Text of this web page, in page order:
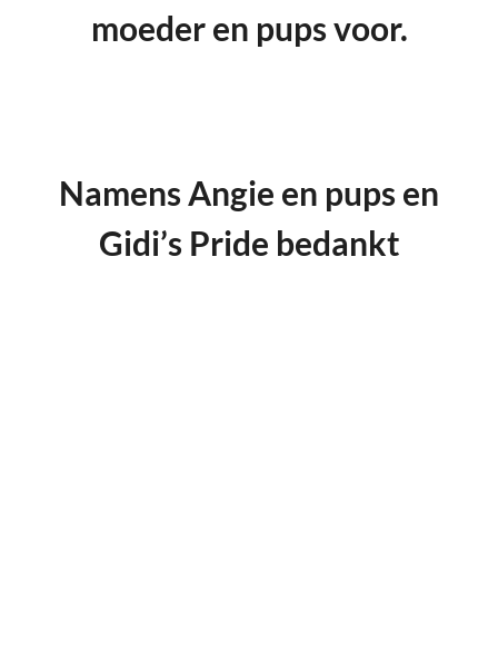
moeder en pups voor.
Namens Angie en pups en
Gidi’s Pride bedankt